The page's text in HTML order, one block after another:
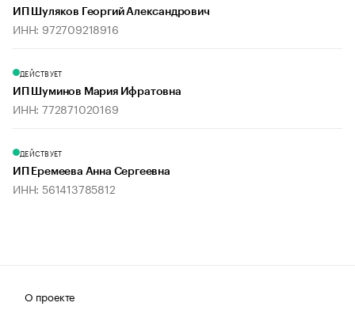
ИП Шуляков Георгий Александрович
ИНН: 972709218916
ДЕЙСТВУЕТ
ИП Шуминов Мария Ифратовна
ИНН: 772871020169
ДЕЙСТВУЕТ
ИП Еремеева Анна Сергеевна
ИНН: 561413785812
О проекте